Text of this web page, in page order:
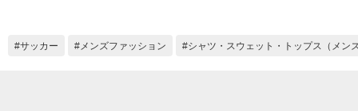
サッカー メンズファッション シャツ・スウェット・トップス（メン